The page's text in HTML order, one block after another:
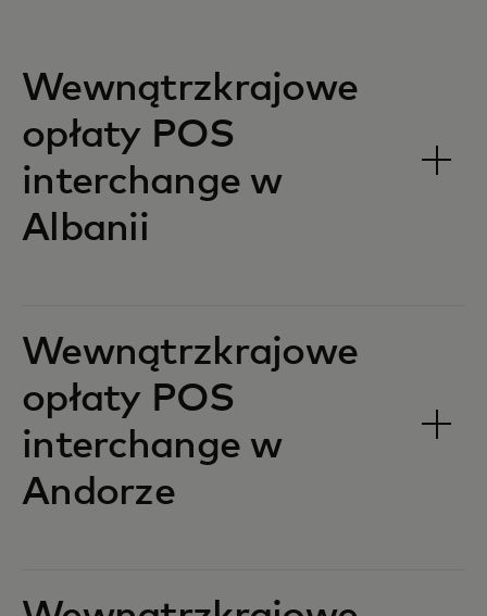
Wewnątrzkrajowe
opłaty POS
interchange w
Albanii‎‎
Wewnątrzkrajowe
opłaty POS
interchange w
Andorze‎‎